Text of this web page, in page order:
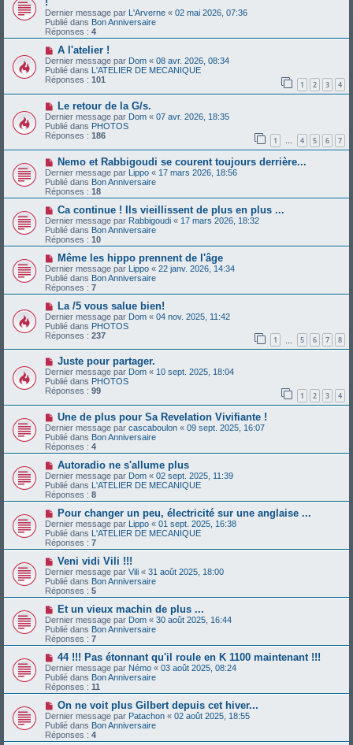
s
s
a
e
v
e
a
m
e
s
s
a
g
e
Dernier message par L'Arverne « 02 mai 2026, 07:36
Publié dans Bon Anniversaire
Réponses : 4
N
o
u
v
e
a
m
e
s
s
a
e
A l'atelier !
Dernier message par Dom « 08 avr. 2026, 08:34
Publié dans
L'ATELIER DE MECANIQUE
Réponses : 101 1 2 3 4
N
o
u
v
e
a
u
m
e
s
s
a
g
e
Le retour de la G/s.
Dernier message par Dom « 07 avr. 2026, 18:35
Publié dans PHOTOS
Réponses : 186 1 … 4 5 6 7
N
o
u
v
e
a
m
e
s
s
a
g
e
Nemo et Rabbigoudi se courent toujours derrière...
Dernier message par Lippo « 17 mars 2026, 18:56
Publié dans Bon Anniversaire
Réponses : 18
N
o
u
v
e
a
u
m
e
s
s
a
g
e
Ca continue ! Ils vieillissent de plus en plus ...
Dernier message par Rabbigoudi « 17 mars 2026, 18:32
Publié dans Bon Anniversaire
Réponses : 10
N
o
u
v
e
a
u
m
e
s
s
g
e
Même les hippo prennent de l'âge
Dernier message par Lippo « 22 janv. 2026, 14:34
Publié dans Bon Anniversaire
Réponses : 7
N
o
u
v
e
a
u
m
e
s
s
a
g
e
La /5 vous salue bien!
Dernier message par Dom « 04 nov. 2025, 11:42
Publié dans PHOTOS
Réponses : 237 1 5 6 7 8
N
o
u
v
e
a
m
e
s
s
a
g
e
Juste pour partager.
Dernier message par Dom « 10 sept. 2025, 18:04
Publié dans PHOTOS
Réponses : 99 1 2 3 4
N
o
u
v
e
u
m
e
s
s
a
g
e
Une de plus pour Sa Revelation Vivifiante !
Dernier message par cascaboulon « 09 sept. 2025, 16:07
Publié dans Bon Anniversaire
Réponses : 4
N
o
u
v
e
a
u
m
e
s
s
g
e
Autoradio ne s'allume plus
Dernier message par Dom « 02 sept. 2025, 11:39
Publié dans L'ATELIER DE MECANIQUE
Réponses : 8
N
o
u
v
e
a
m
e
s
s
a
g
e
Pour changer un peu, électricité sur une anglaise ...
Dernier message par Lippo « 01 sept. 2025, 16:38
Publié dans L'ATELIER DE MECANIQUE
Réponses : 7
N
o
u
v
e
a
u
m
e
s
s
g
e
Veni vidi Vili !!!
Dernier message par Vili « 31 août 2025, 18:00
Publié dans Bon Anniversaire
Réponses : 5
N
o
u
v
e
a
m
e
s
s
a
g
e
Et un vieux machin de plus ...
Dernier message par Dom « 30 août 2025, 16:44
Publié dans Bon Anniversaire
Réponses : 7
N
o
u
v
e
a
m
e
s
44 !!! Pas étonnant qu'il roule en K 1100 maintenant !!!
Dernier message par Némo « 03 août 2025, 08:24
Publié dans Bon Anniversaire
Réponses : 11
N
o
u
v
e
On ne voit plus Gilbert depuis cet hiver...
Dernier message par Patachon « 02 août 2025, 18:55
Publié dans Bon Anniversaire
Réponses : 4